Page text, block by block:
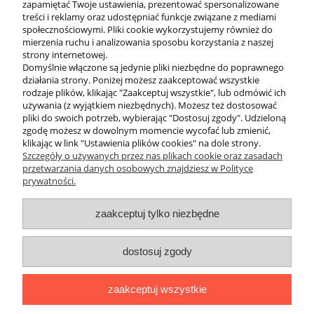
sprawdzonych producentów i pasują do standardowych butli
stalowych i aluminiowych dostępnych na rynku. Dbamy o to, by
każdy element charakteryzował się solidnym wykonaniem i
odpornością na warunki panujące w środowisku wodnym.
Niezależnie od tego, czy potrzebujesz prostej zaślepki na zawór,
czy kompletnego uchwytu transportowego, w sklepie nurkowym
Divepl.pl znajdziesz produkt, który spełni Twoje oczekiwania.
Zadbaj o swój sprzęt – postaw na
akcesoria z Divepl.pl!
O nas
Obsługa klienta
Pomoc
Moje konto
zapamiętać Twoje ustawienia, prezentować spersonalizowane
treści i reklamy oraz udostępniać funkcje związane z mediami
społecznościowymi. Pliki cookie wykorzystujemy również do
mierzenia ruchu i analizowania sposobu korzystania z naszej
strony internetowej.
Domyślnie włączone są jedynie pliki niezbędne do poprawnego
działania strony. Poniżej możesz zaakceptować wszystkie
rodzaje plików, klikając "Zaakceptuj wszystkie", lub odmówić ich
używania (z wyjątkiem niezbędnych). Możesz też dostosować
pliki do swoich potrzeb, wybierając "Dostosuj zgody". Udzieloną
zgodę możesz w dowolnym momencie wycofać lub zmienić,
klikając w link "Ustawienia plików cookies" na dole strony.
Szczegóły o używanych przez nas plikach cookie oraz zasadach
przetwarzania danych osobowych znajdziesz w Polityce
prywatności.
zaakceptuj tylko niezbędne
dostosuj zgody
zaakceptuj wszystkie